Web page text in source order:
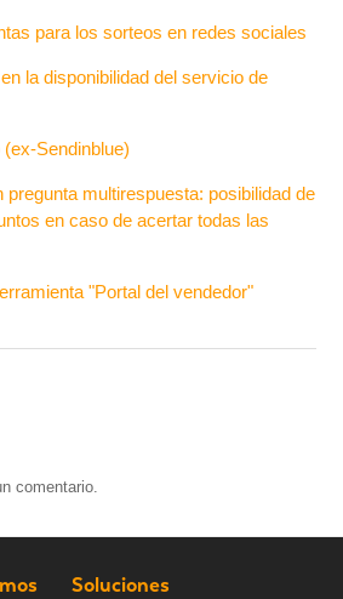
para los sorteos en redes sociales
la disponibilidad del servicio de
Sendinblue)
pregunta multirespuesta: posibilidad de
en caso de acertar todas las
"Portal del vendedor"
comentario.
Soluciones